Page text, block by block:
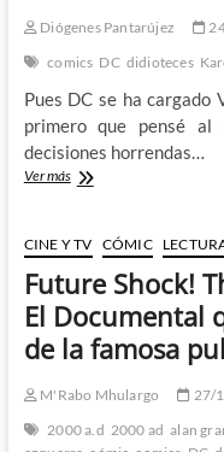
Diógenes Pantarújez
comics DC didioteces
Pues DC se ha cargado
primero que pensé
decisiones horrendas…
Ver másPor
Vertigo
es
una
idea:
De
no
CINE Y TV CÓMIC
Future Shock!
El Documental
de la famosa
M'Rabo Mhulargo 27/
2000 a.d 2000 ad alan